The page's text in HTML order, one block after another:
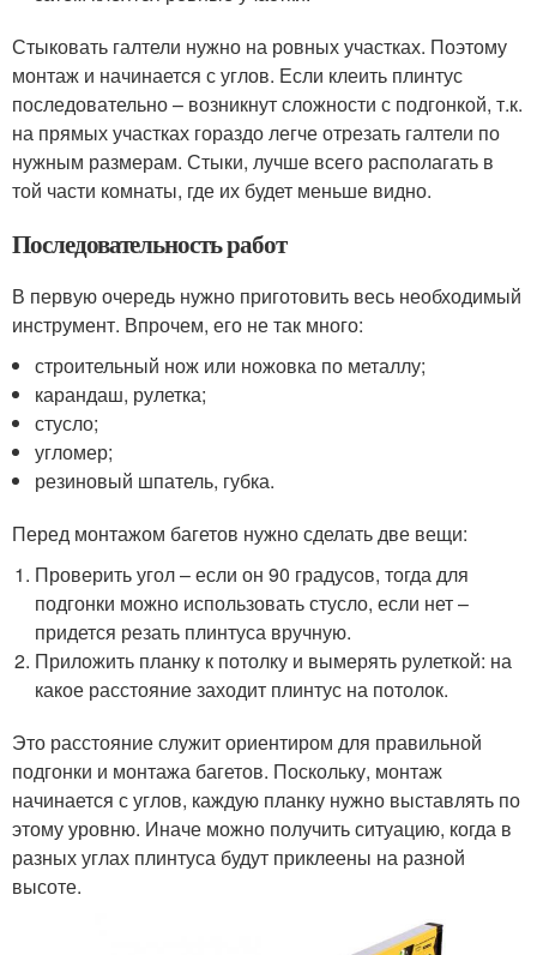
Стыковать галтели нужно на ровных участках. Поэтому
монтаж и начинается с углов. Если клеить плинтус
последовательно – возникнут сложности с подгонкой, т.к.
на прямых участках гораздо легче отрезать галтели по
нужным размерам. Стыки, лучше всего располагать в
той части комнаты, где их будет меньше видно.
Последовательность работ
В первую очередь нужно приготовить весь необходимый
инструмент. Впрочем, его не так много:
строительный нож или ножовка по металлу;
карандаш, рулетка;
стусло;
угломер;
резиновый шпатель, губка.
Перед монтажом багетов нужно сделать две вещи:
Проверить угол – если он 90 градусов, тогда для
подгонки можно использовать стусло, если нет –
придется резать плинтуса вручную.
Приложить планку к потолку и вымерять рулеткой: на
какое расстояние заходит плинтус на потолок.
Это расстояние служит ориентиром для правильной
подгонки и монтажа багетов. Поскольку, монтаж
начинается с углов, каждую планку нужно выставлять по
этому уровню. Иначе можно получить ситуацию, когда в
разных углах плинтуса будут приклеены на разной
высоте.